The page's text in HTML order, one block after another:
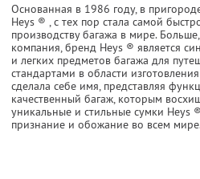
Основанная в 1986 году, в
Heys ® , с тех пор стала самой
производству багажа в мире.
компания, бренд Heys ® является
и легких предметов багажа для
стандартами в области
сделала себе имя, представляя
качественный багаж, которым
уникальные и стильные сумки
признание и обожание во всем